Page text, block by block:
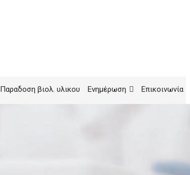
Παραδοση βιολ. υλικου Ενημέρωση Επικοινωνία